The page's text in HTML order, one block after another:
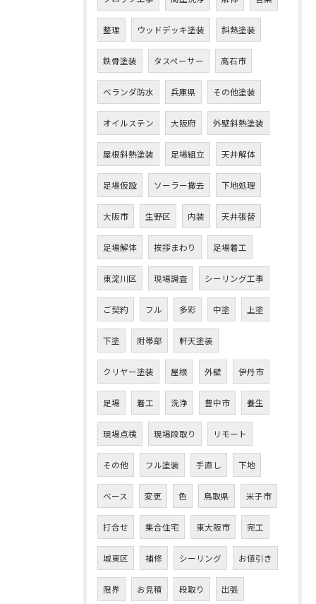
整理 ウッドデッキ塗装 斜熱塗装
鉄骨塗装 タスペーサー 高石市
ベランダ防水 兵庫県 その他塗装
オイルステン 大阪府 外壁斜熱塗装
屋根斜熱塗装 足場組立 天井解体
足場仮設 ソーラー撤去 下地処理
大阪市 生野区 内装 天井張替
足場解体 挨拶まわり 足場着工
東淀川区 現場調査 シーリング工事
ご契約 フル 多彩 中塗 上塗
下塗 附帯部 軒天塗装
クリヤー塗装 屋根 外壁 伊丹市
足場 着工 洗浄 豊中市 養生
現場点検 現場段取り リモート
その他 フル塗装 手直し 下地
ベース 変更 色 鳥取県 米子市
打合せ 集合住宅 東大阪市 完工
城東区 補修 シーリング お値引き
限界 お見積 段取り 出張